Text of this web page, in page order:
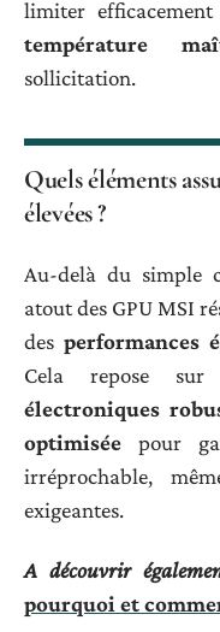
limiter
température
sollicitation.
Quels éléments
élevées ?
Au-delà du simple
atout des GPU MSI
desperformances
Cela repose
électroniques
optimisée pour
irréprochable,
exigeantes.
A découvrir
pourquoi et